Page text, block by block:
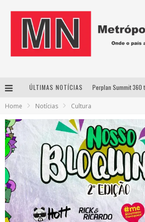
ÚLTIMAS NOTÍCIAS
Home Notícias Cultura